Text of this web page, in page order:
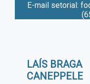
E-mail setorial:
LAÍS BRAGA
CANEPPELE